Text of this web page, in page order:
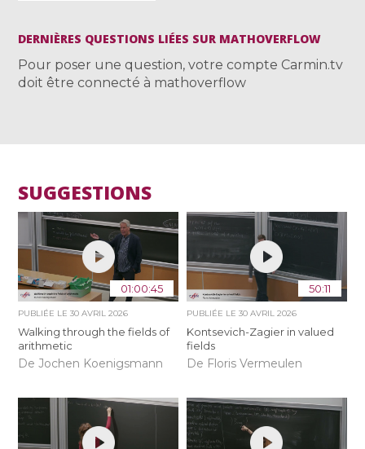
DERNIÈRES QUESTIONS LIÉES SUR MATHOVERFLOW
Pour poser une question, votre compte Carmin.tv
doit être connecté à mathoverflow
SUGGESTIONS
01:00:45
PUBLIÉE LE30 AVRIL 2026
Walking through the fields of
arithmetic
De Jochen Koenigsmann
50:11
PUBLIÉE LE 30 AVRIL 2026
Kontsevich-Zagier in valued
fields
De Floris Vermeulen